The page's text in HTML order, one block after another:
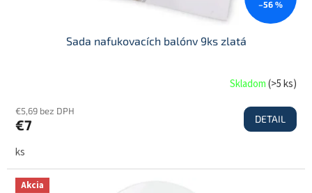
–56 %
Sada nafukovacích balónv 9ks zlatá
Skladom(>5 ks)
€5,69 bez DPH
€7 DETAIL
ks
Akcia